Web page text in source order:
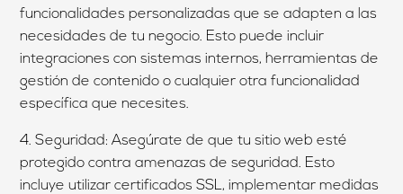
funcionalidades personalizadas que se adapten a las
necesidades de tu negocio. Esto puede incluir
integraciones con sistemas internos, herramientas de
gestión de contenido o cualquier otra funcionalidad
específica que necesites.
4. Seguridad: Asegúrate de que tu sitio web esté
protegido contra amenazas de seguridad. Esto
incluye utilizar certificados SSL, implementar medidas